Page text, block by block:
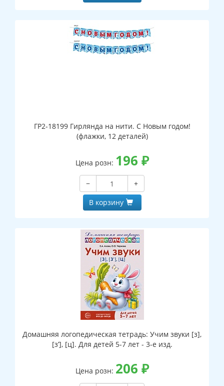
ГР2-18199 Гирлянда на нити. С Новым годом!
(флажки, 12 деталей)
Цена розн: 196 ₽
−
+
В корзину
Домашняя логопедическая тетрадь: Учим звуки [з],
[з’], [ц]. Для детей 5-7 лет - 3-е изд.
Цена розн: 206 ₽